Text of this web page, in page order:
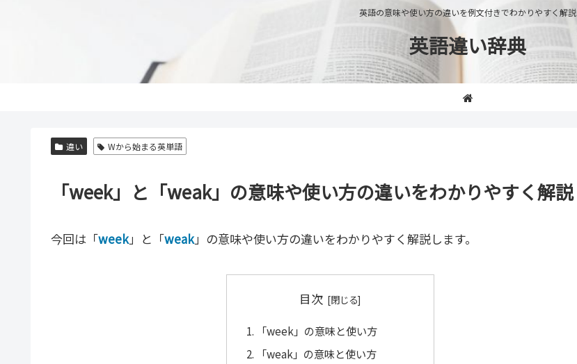
英語の意味や使い方の違いを例文付きでわかりやすく解説
英語違い辞典
違い Wから始まる英単語
「week」と「weak」の意味や使い方の違いをわかりやすく解説
今回は「week」と「weak」の意味や使い方の違いをわかりやすく解説します。
目次
「week」の意味と使い方
「weak」の意味と使い方